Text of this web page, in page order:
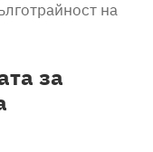
на
за